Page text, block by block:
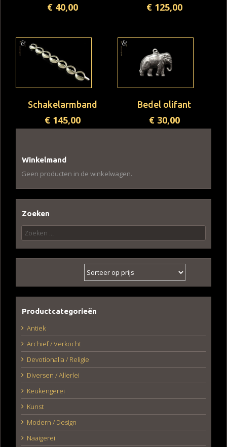
€ 40,00 €125,00
Schakelarmband
€ 145,00
Bedel olifant
€30,00
Winkelmand
Geen producten in de winkelwagen.
Zoeken
Zoeken
naar:
Productcategorieën
Antiek
Archief / Verkocht
Devotionalia / Religie
Diversen / Allerlei
Keukengerei
Kunst
Modern / Design
Naaigerei